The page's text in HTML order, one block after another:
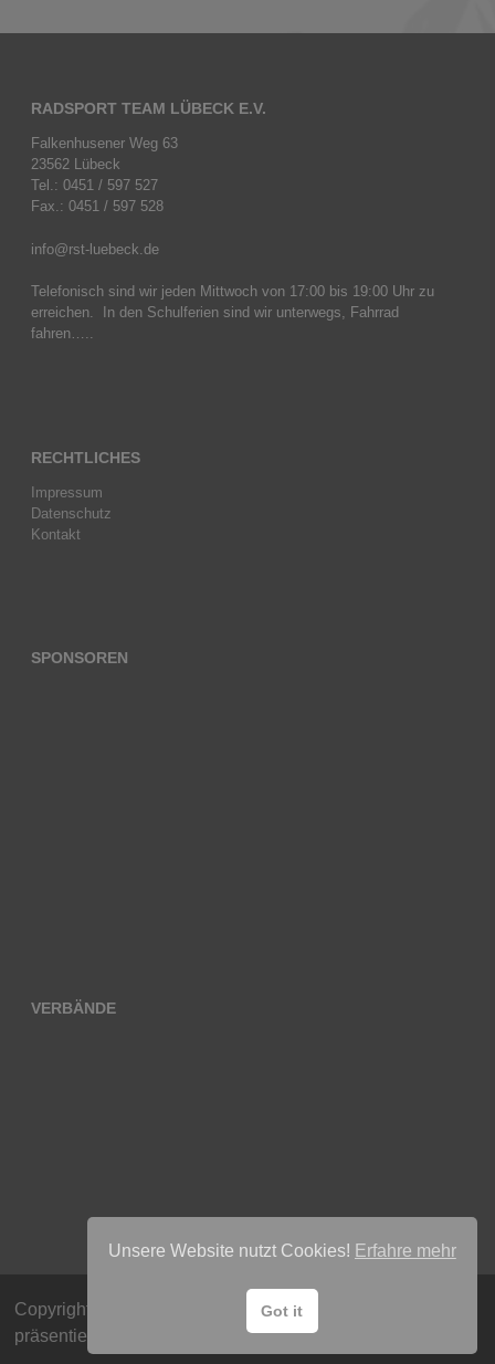
RADSPORT TEAM LÜBECK E.V.
Falkenhusener Weg 63
23562 Lübeck
Tel.: 0451 / 597 527
Fax.: 0451 / 597 528
info@rst-luebeck.de
Telefonisch sind wir jeden Mittwoch von 17:00 bis 19:00 Uhr zu
erreichen. In den Schulferien sind wir unterwegs, Fahrrad
fahren…..
RECHTLICHES
Impressum
Datenschutz
Kontakt
SPONSOREN
VERBÄNDE
Copyright © 2026 Radsport Team Lübeck e.V
präsentiert von
undBam.
Unsere Website nutzt Cookies! Erfahre mehr
Got it